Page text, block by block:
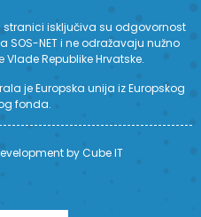
stranici isključiva su odgovornost
SOS-NET i ne odražavaju nužno
Republike Hrvatske.
je Europska unija iz Europskog
fonda.
by Cube IT